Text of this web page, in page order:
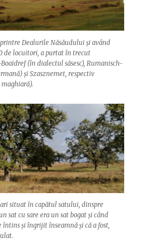
Dealurile Năsăudului și având
de locuitori, a purtat în trecut
(în dialectul săsesc), Rumanisch-
și Szasznemet, respectiv
situat în capătul satului, dinspre
sat cu sare era un sat bogat și când
și îngrijit înseamnă și că a fost,